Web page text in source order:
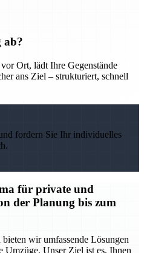
ab?
Ort, lädt Ihre Gegenstände
ans Ziel – strukturiert, schnell
fordern Sie Ihr individuelles
für private und
der Planung bis zum
wir umfassende Lösungen
Unser Ziel ist es, Ihnen